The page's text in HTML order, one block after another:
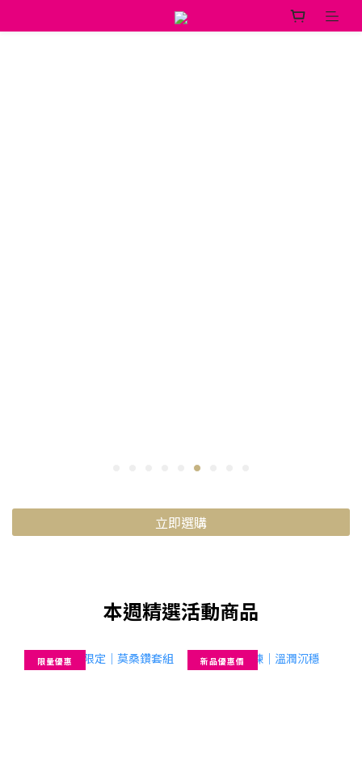
立即選購
本週精選活動商品
限量優惠 新品優惠價